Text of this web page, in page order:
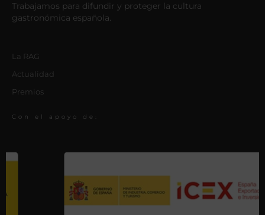
Trabajamos para difundir y proteger la cultura
gastronómica española.
La RAG
Actualidad
Premios
Con el apoyo de: